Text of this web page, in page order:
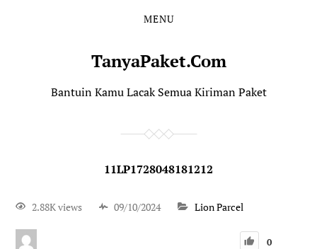
MENU
TanyaPaket.Com
Bantuin Kamu Lacak Semua Kiriman Paket
11LP1728048181212
2.88K views 09/10/2024 Lion Parcel
0